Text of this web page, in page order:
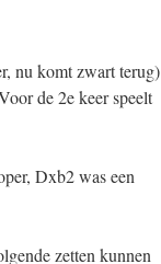
nu komt zwart terug)
de 2e keer speelt
Dxb2 was een
zetten kunnen